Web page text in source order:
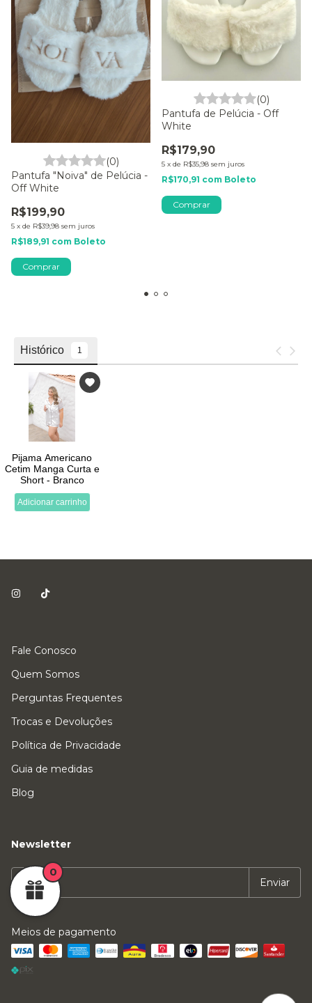
(0)
Pantufa "Noiva" de Pelúcia -
Off White
R$199,90
5 x de R$39,98 sem juros
R$189,91 com Boleto
Comprar
(0)
Pantufa de Pelúcia - Off
White
R$179,90
5 x de R$35,98 sem juros
R$170,91 com Boleto
Comprar
Fale Conosco
Quem Somos
Perguntas Frequentes
Trocas e Devoluções
Política de Privacidade
Guia de medidas
Blog
Newsletter
Meios de pagamento
0